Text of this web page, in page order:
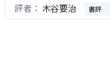
評者： 木谷要治 書評